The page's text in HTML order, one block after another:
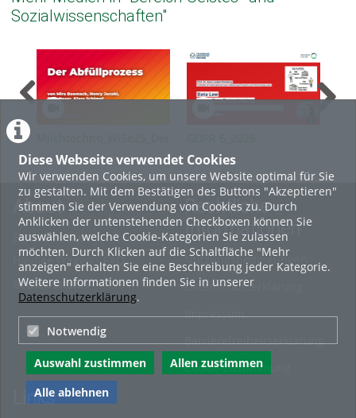
Diese Webseite verwendet Cookies
Wir verwenden Cookies, um unsere Website optimal für Sie
zu gestalten. Mit dem Bestätigen des Buttons "Akzeptieren"
stimmen Sie der Verwendung von Cookies zu. Durch
Anklicken der untenstehenden Checkboxen können Sie
auswählen, welche Cookie-Kategorien Sie zulassen
möchten. Durch Klicken auf die Schaltfläche "Mehr
anzeigen" erhalten Sie eine Beschreibung jeder Kategorie.
Weitere Informationen finden Sie in unserer
Datenschutzerklärung.
Notwendig
Auswahl zustimmen
Allen zustimmen
Alle ablehnen
Sozialwissenschaften"
Abfüllprozess
About
Erste Schritte
Häufige Fragen - FAQ
Betriebsstatus
Rechtliche
Informationen
Nutzungsbedingungen
Datenschutzerklärung
Impressum
Barrierefreiheitserklärung
Cookie-Zustimmung
Links